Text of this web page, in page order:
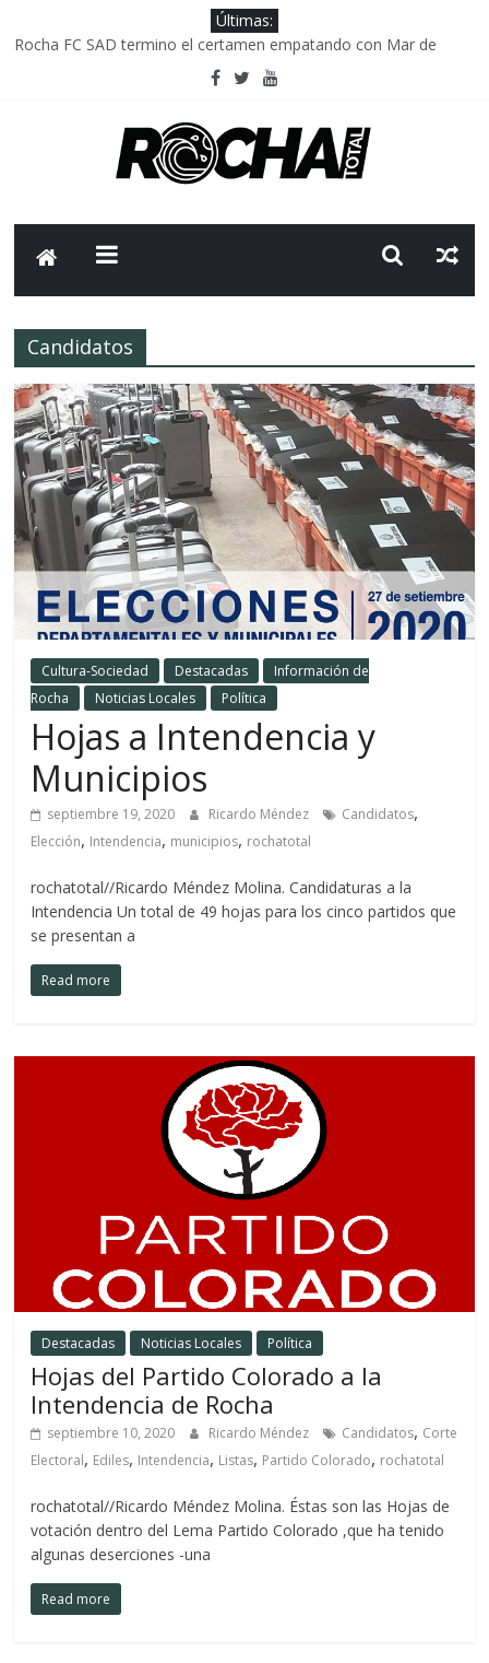
Últimas:
Rocha FC SAD termino el certamen empatando con Mar de
Delegación parlamentaria uruguaya llega a Israel; el Frente
Caso Charles Carrera: la causa que sobrevivió al paso del tiempo
Criminalidad en Uruguay: menos delitos,los homicidios son lo
Candidatos
Cultura-Sociedad Destacadas
Información de
Rocha
Noticias Locales Política
Hojas a Intendencia y
Municipios
septiembre 19, 2020 Ricardo Méndez Candidatos,
Elección, Intendencia, municipios, rochatotal
rochatotal//Ricardo Méndez Molina. Candidaturas a la
Intendencia Un total de 49 hojas para los cinco partidos que
se presentan a
Read more
Destacadas Noticias Locales Política
Hojas del Partido Colorado a la
Intendencia de Rocha
septiembre 10, 2020 Ricardo Méndez Candidatos, Corte
Electoral, Ediles, Intendencia, Listas, Partido Colorado, rochatotal
rochatotal//Ricardo Méndez Molina. Éstas son las Hojas de
votación dentro del Lema Partido Colorado ,que ha tenido
algunas deserciones -una
Read more